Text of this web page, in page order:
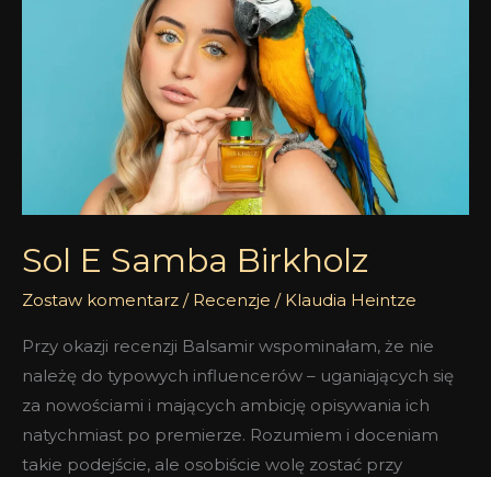
Sol E Samba Birkholz
Zostaw komentarz / Recenzje / Klaudia Heintze
Przy okazji recenzji Balsamir wspominałam, że nie
należę do typowych influencerów – uganiających się
za nowościami i mających ambicję opisywania ich
natychmiast po premierze. Rozumiem i doceniam
takie podejście, ale osobiście wolę zostać przy